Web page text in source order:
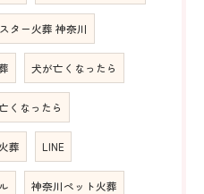
ター火葬 神奈川
犬が亡くなったら
くなったら
葬 LINE
神奈川ペット火葬